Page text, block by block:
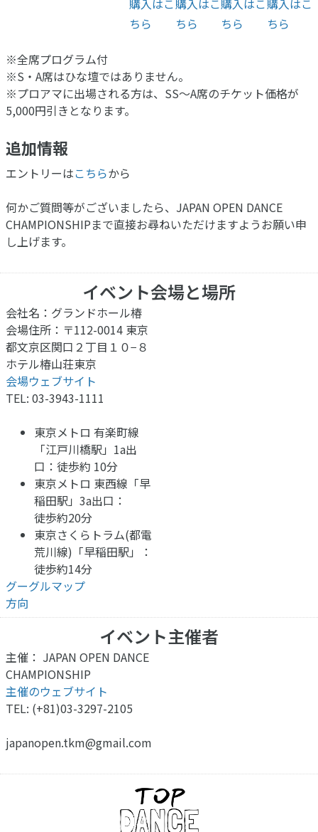
購入はこ
ちら
購入はこ
ちら
購入はこ
ちら
購入はこ
ちら
※全席プログラム付
※S・A席はひな壇ではありません。
​※プロアマに出場される方は、SS～A席のチケット価格が
5,000円引きとなります。
追加情報
エントリーはこちらから
何かご質問等がございましたら、JAPAN OPEN DANCE
CHAMPIONSHIPまで直接お尋ねいただけますようお願い申
し上げます。
イベント会場と場所
会社名：グランドホール椿
会場住所：〒112-0014 東京
都文京区関口２丁目１０−８
ホテル椿山荘東京
会場ウェブサイト
TEL: 03-3943-1111
東京メトロ 有楽町線
「江戸川橋駅」1a出
口：徒歩約 10分
東京メトロ 東西線「早
稲田駅」3a出口：
徒歩約20分
東京さくらトラム(都電
荒川線)「早稲田駅」：
徒歩約14分
グーグルマップ
方向
イベント主催者
主催： JAPAN OPEN DANCE
CHAMPIONSHIP
主催のウェブサイト
TEL: (+81)03-3297-2105
japanopen.tkm@gmail.com